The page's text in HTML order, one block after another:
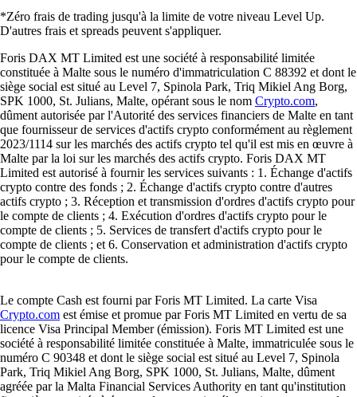
*Zéro frais de trading jusqu'à la limite de votre niveau Level Up.
D'autres frais et spreads peuvent s'appliquer.
Foris DAX MT Limited est une société à responsabilité limitée
constituée à Malte sous le numéro d'immatriculation C 88392 et dont le
siège social est situé au Level 7, Spinola Park, Triq Mikiel Ang Borg,
SPK 1000, St. Julians, Malte, opérant sous le nom Crypto.com,
dûment autorisée par l'Autorité des services financiers de Malte en tant
que fournisseur de services d'actifs crypto conformément au règlement
2023/1114 sur les marchés des actifs crypto tel qu'il est mis en œuvre à
Malte par la loi sur les marchés des actifs crypto. Foris DAX MT
Limited est autorisé à fournir les services suivants : 1. Échange d'actifs
crypto contre des fonds ; 2. Échange d'actifs crypto contre d'autres
actifs crypto ; 3. Réception et transmission d'ordres d'actifs crypto pour
le compte de clients ; 4. Exécution d'ordres d'actifs crypto pour le
compte de clients ; 5. Services de transfert d'actifs crypto pour le
compte de clients ; et 6. Conservation et administration d'actifs crypto
pour le compte de clients.
Le compte Cash est fourni par Foris MT Limited. La carte Visa
Crypto.com est émise et promue par Foris MT Limited en vertu de sa
licence Visa Principal Member (émission). Foris MT Limited est une
société à responsabilité limitée constituée à Malte, immatriculée sous le
numéro C 90348 et dont le siège social est situé au Level 7, Spinola
Park, Triq Mikiel Ang Borg, SPK 1000, St. Julians, Malte, dûment
agréée par la Malta Financial Services Authority en tant qu'institution